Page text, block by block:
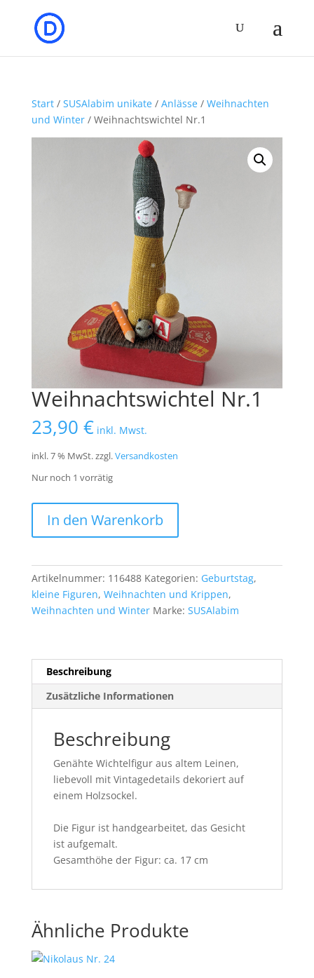
Start/ SUSAlabim unikate/ Anlässe/ Weihnachten
und Winter/ Weihnachtswichtel Nr.1
Weihnachtswichtel Nr.1
23,90 € inkl. Mwst.
inkl. 7 % MwSt.zzgl.Versandkosten
Nur noch 1 vorrätig
Nr.1In den Warenkorb
Artikelnummer: 116488 Kategorien: Geburtstag,
kleine Figuren, Weihnachten und Krippen,
Weihnachten und Winter Marke: SUSAlabim
Beschreibung
Zusätzliche Informationen
Beschreibung
Genähte Wichtelfigur aus altem Leinen,
liebevoll mit Vintagedetails dekoriert auf
einem Holzsockel.
Die Figur ist handgearbeitet, das Gesicht
ist aufgemalt.
Gesamthöhe der Figur: ca. 17 cm
Ähnliche Produkte